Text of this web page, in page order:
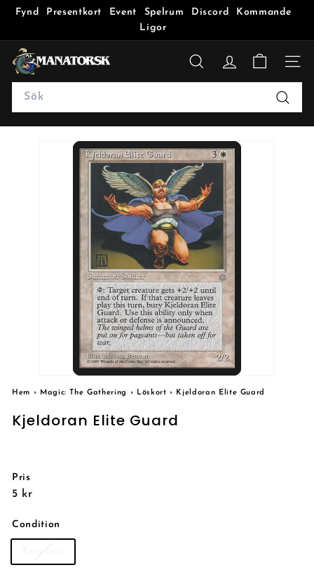
Fynd Presentkort Event Spelrum Discord
Kommande
Ligor
M
a
a
t
SÖK
Search
Sök
Hem › Magic: The Gathering › Löskort › Kjeldoran Elite Guard
Kjeldoran Elite Guard
Pris
Reguljärt
5 kr5
Condition